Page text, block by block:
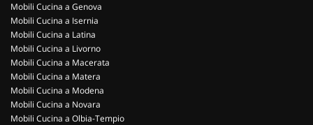
Mobili Cucina a Genova
Mobili Cucina a Isernia
Mobili Cucina a Latina
Mobili Cucina a Livorno
Mobili Cucina a Macerata
Mobili Cucina a Matera
Mobili Cucina a Modena
Mobili Cucina a Novara
Mobili Cucina a Olbia-Tempio